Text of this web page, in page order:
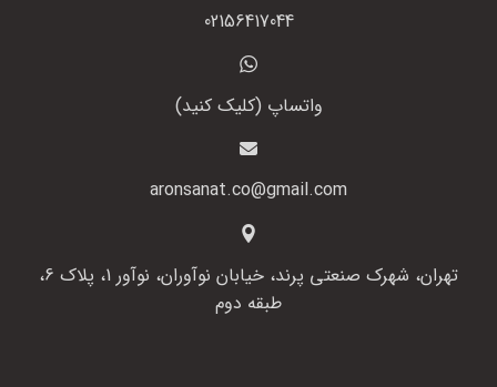
02156417044
واتساپ (کلیک کنید)
aronsanat.co@gmail.com
تهران، شهرک صنعتی پرند، خیابان نوآوران، نوآور 1، پلاک 6،
طبقه دوم